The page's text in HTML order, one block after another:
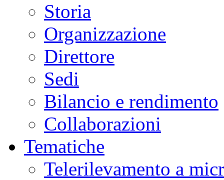
Storia
Organizzazione
Direttore
Sedi
Bilancio e rendimento
Collaborazioni
Tematiche
Telerilevamento a